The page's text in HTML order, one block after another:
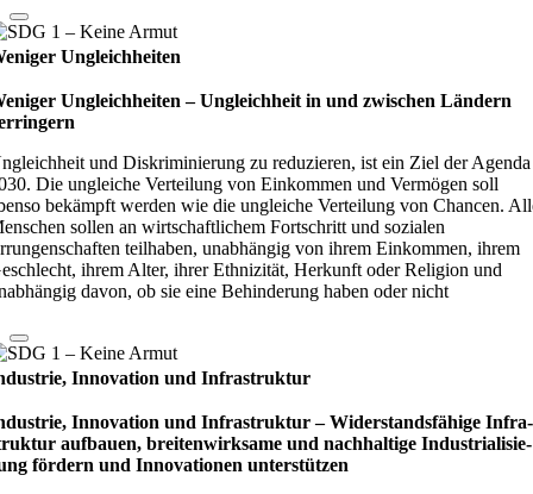
Ungleichheiten
Ungleichheiten – Ungleich­heit in und zwi­schen Län­dern
und Diskriminierung zu reduzieren, ist ein Ziel der Agenda
Die ungleiche Verteilung von Einkommen und Vermögen soll
bekämpft werden wie die ungleiche Verteilung von Chancen.
sollen an wirtschaftlichem Fortschritt und sozialen
teilhaben, unabhängig von ihrem Einkommen, ihrem
ihrem Alter, ihrer Ethnizität, Herkunft oder Religion und
davon, ob sie eine Behinderung haben oder nicht
Innovation und Infrastruktur
Innovation und Infrastruktur – Wider­stands­fä­hige Infra­
auf­bauen, brei­ten­wirk­same und nach­hal­tige Indu­stri­ali­sie­
för­dern und Inno­vati­o­nen unter­stüt­zen